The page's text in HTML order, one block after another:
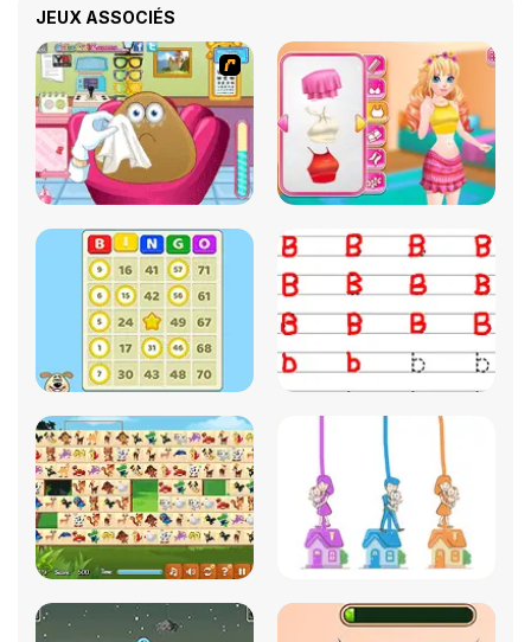
JEUX ASSOCIÉS